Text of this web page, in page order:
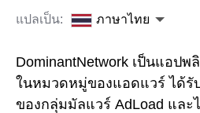
แปลเป็น: ภาษาไทย
DominantNetwork เป็นแอป
ในหมวดหมู่ของแอดแวร์ ได้รั
ของกลุ่มมัลแวร์ AdLoad แล